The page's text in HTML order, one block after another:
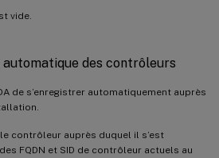
vide.
des contrôleurs
de s’enregistrer automatiquement auprès
contrôleur auprès duquel il s’est
FQDN et SID de contrôleur actuels au